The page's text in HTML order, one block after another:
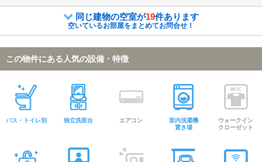
同じ建物の空室が19件あります
空いているお部屋をまとめてお問合せ！
この物件にある人気の設備・特徴
バス・トイレ別 独立洗面台 エアコン
室内洗濯機
置き場
ウォークイン
クローゼット